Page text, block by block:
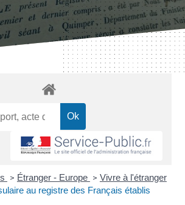
> Étranger - Europe > Vivre à l'étranger
au registre des Français établis